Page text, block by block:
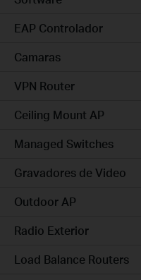
EAP Controlador
Camaras
VPN Router
Ceiling Mount AP
Managed Switches
Gravadores de Video
Outdoor AP
Radio Exterior
Load Balance Routers